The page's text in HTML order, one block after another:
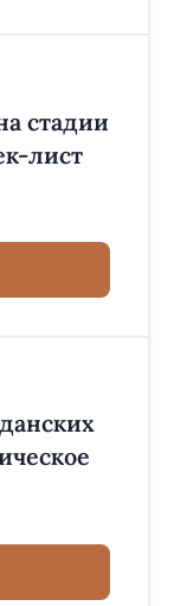
стадии
лист